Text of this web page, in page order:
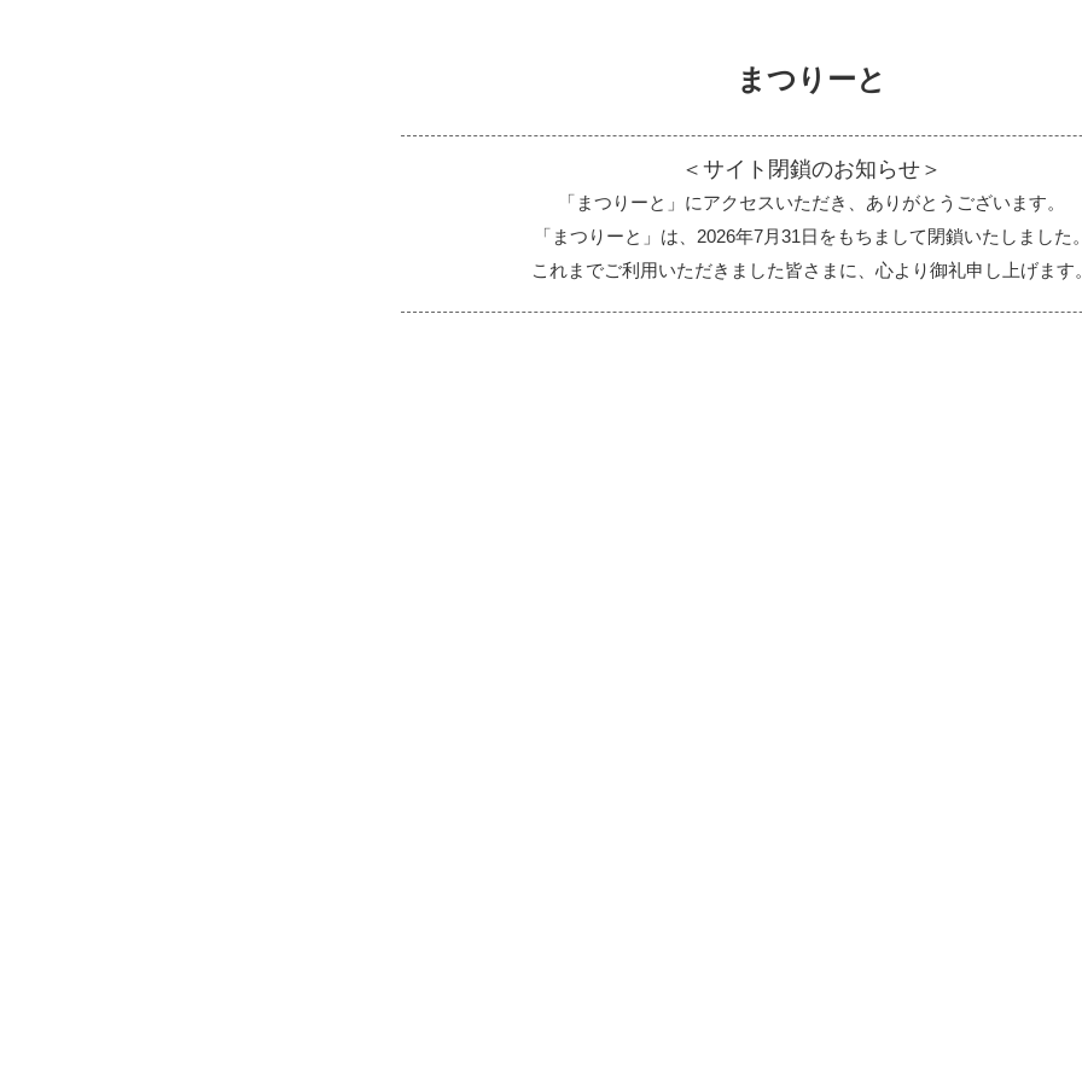
まつりーと
＜サイト閉鎖のお知らせ＞
「まつりーと」にアクセスいただき、ありがとうございます。
「まつりーと」は、2026年7月31日をもちまして閉鎖いたしました
これまでご利用いただきました皆さまに、心より御礼申し上げます